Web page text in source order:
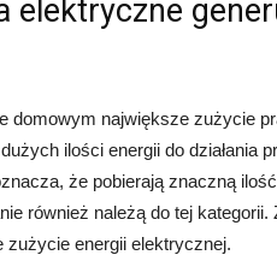
elektryczne
domowym największe zużycie
ilości energii do działania
że pobierają znaczną
również należą do tej
zużycie energii elektrycznej.